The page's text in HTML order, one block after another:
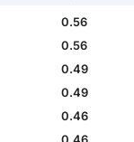
0.56
0.56
0.49
0.49
0.46
0.46